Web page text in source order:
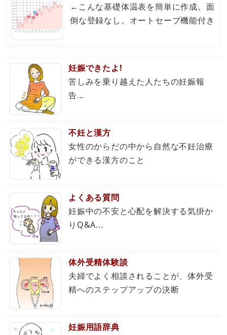
←こんな基礎体温表を簡単に作成。面
倒な登録なし。オートセーブ機能付き
妊娠できたよ!
苦しみを乗り越えた人たちの妊娠報
告...
不妊と漢方
女性のからだの中から自然な不妊治療
ができる漢方のこと
よくある質問
妊娠中の不安と心配を解決する気掛か
りQ&A...
体外受精体験談
夫婦でよく相談されることが、体外受
精へのステップアップの決断
妊娠用語辞典